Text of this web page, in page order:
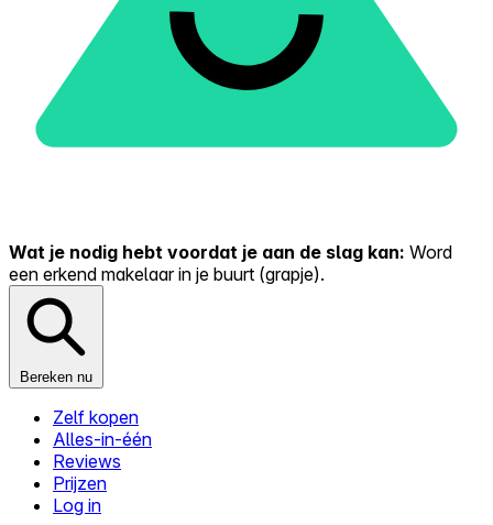
Wat je nodig hebt voordat je aan de slag kan: Word
een erkend makelaar in je buurt (grapje).
Bereken nu
Zelf kopen
Alles-in-één
Reviews
Prijzen
Log in